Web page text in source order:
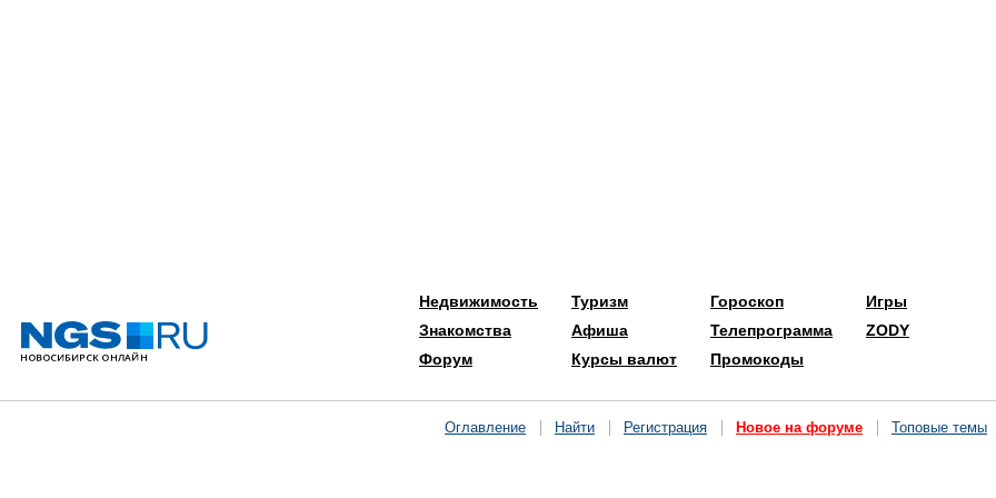
Недвижимость
Знакомства
Форум
Туризм
Афиша
Курсы валют
Гороскоп
Телепрограмма
Промокоды
Игры
ZODY
Оглавление Найти Регистрация Новое на форуме Топовые темы